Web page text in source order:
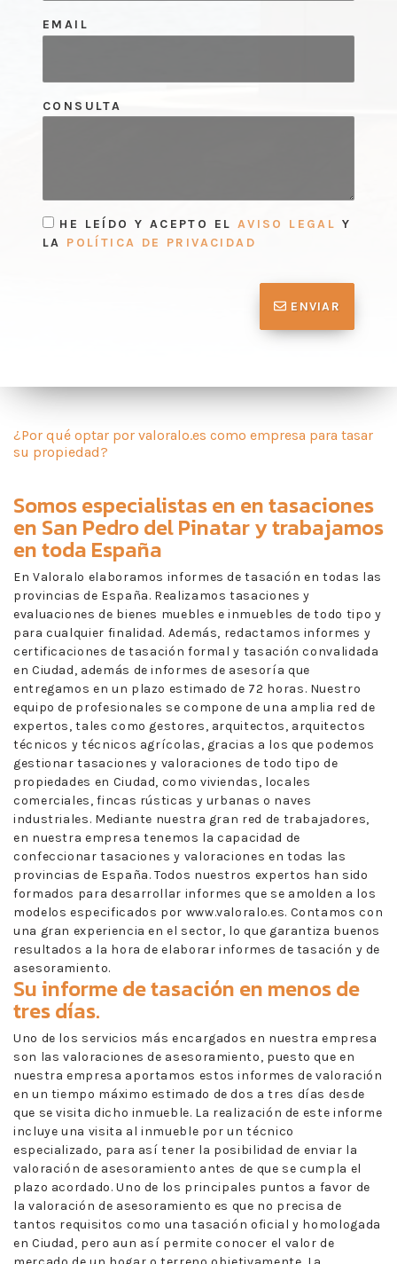
EMAIL
CONSULTA
HE LEÍDO Y ACEPTO EL AVISO LEGAL Y
LA POLÍTICA DE PRIVACIDAD
ENVIAR
¿Por qué optar por valoralo.es como empresa para tasar
su propiedad?
Somos especialistas en entasaciones
en San Pedro del Pinatary trabajamos
en toda España
En Valoralo elaboramos informes de tasación en todas las
provincias de España. Realizamos tasaciones y
evaluaciones de bienes muebles e inmuebles de todo tipo y
para cualquier finalidad. Además, redactamos informes y
certificaciones de tasación formal y tasación convalidada
en Ciudad, además de informes de asesoría que
entregamos en un plazo estimado de 72 horas. Nuestro
equipo de profesionales se compone de una amplia red de
expertos, tales como gestores, arquitectos, arquitectos
técnicos y técnicos agrícolas, gracias a los que podemos
gestionar tasaciones y valoraciones de todo tipo de
propiedades en Ciudad, como viviendas, locales
comerciales, fincas rústicas y urbanas o naves
industriales. Mediante nuestra gran red de trabajadores,
en nuestra empresa tenemos la capacidad de
confeccionar tasaciones y valoraciones en todas las
provincias de España. Todos nuestros expertos han sido
formados para desarrollar informes que se amolden a los
modelos especificados por www.valoralo.es. Contamos con
una gran experiencia en el sector, lo que garantiza buenos
resultados a la hora de elaborar informes de tasación y de
asesoramiento.
Su informe de tasación en menos de
tres días.
Uno de los servicios más encargados en nuestra empresa
son las valoraciones de asesoramiento, puesto que en
nuestra empresa aportamos estos informes de valoración
en un tiempo máximo estimado de dos a tres días desde
que se visita dicho inmueble. La realización de este informe
incluye una visita al inmueble por un técnico
especializado, para así tener la posibilidad de enviar la
valoración de asesoramiento antes de que se cumpla el
plazo acordado. Uno de los principales puntos a favor de
la valoración de asesoramiento es que no precisa de
tantos requisitos como una tasación oficial y homologada
en Ciudad, pero aun así permite conocer el valor de